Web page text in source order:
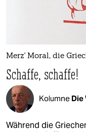
Merz' Moral, die
Schaffe, schaffe!
Kolumne Die
Während die